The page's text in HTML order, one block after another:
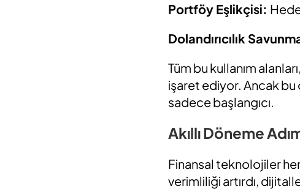
Portföy Eşlikçisi:
Dolandırıcılık
Tüm bu kullanım
işaret ediyor. Ancak bu
sadece başlangıcı.
Akıllı Döneme
Finansal teknolojiler
verimliliği artırdı,